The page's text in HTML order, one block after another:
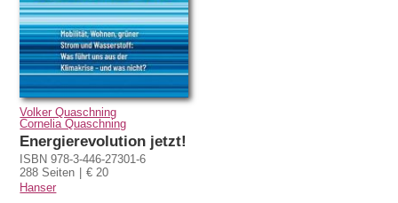
Volker Quaschning
Cornelia Quaschning
Energierevolution jetzt!
ISBN 978-3-446-27301-6
288 Seiten
€ 20
Hanser